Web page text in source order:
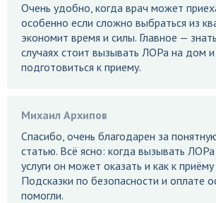
Очень удобно, когда врач может
особенно если сложно выбраться из
экономит время и силы. Главное —
случаях стоит вызывать ЛОРа на дом и
подготовиться к приему.
Михаил Архипов
Спасибо, очень благодарен за
статью. Всё ясно: когда вызывать
услуги он может оказать и как к
Подсказки по безопасности и оплате
помогли.